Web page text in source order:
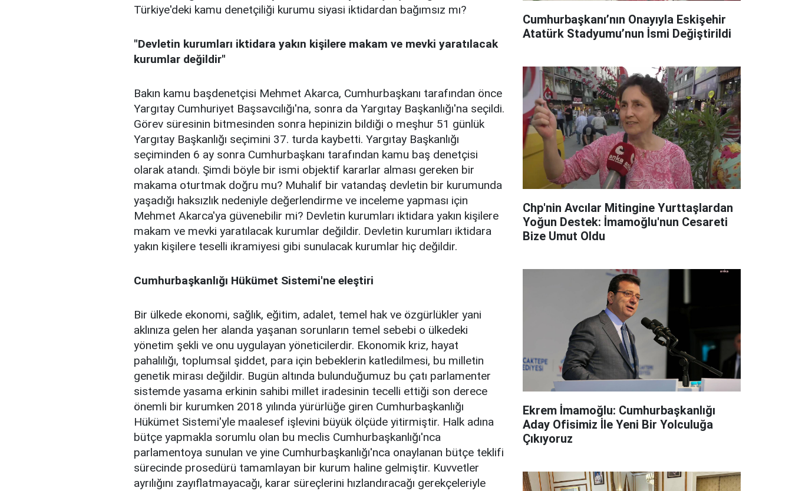
Türkiye'deki kamu denetçiliği kurumu siyasi iktidardan bağımsız mı?
"Devletin kurumları iktidara yakın kişilere makam ve mevki yaratılacak
kurumlar değildir"
Bakın kamu başdenetçisi Mehmet Akarca, Cumhurbaşkanı tarafından önce
Yargıtay Cumhuriyet Başsavcılığı'na, sonra da Yargıtay Başkanlığı'na seçildi.
Görev süresinin bitmesinden sonra hepinizin bildiği o meşhur 51 günlük
Yargıtay Başkanlığı seçimini 37. turda kaybetti. Yargıtay Başkanlığı
seçiminden 6 ay sonra Cumhurbaşkanı tarafından kamu baş denetçisi
olarak atandı. Şimdi böyle bir ismi objektif kararlar alması gereken bir
makama oturtmak doğru mu? Muhalif bir vatandaş devletin bir kurumunda
yaşadığı haksızlık nedeniyle değerlendirme ve inceleme yapması için
Mehmet Akarca'ya güvenebilir mi? Devletin kurumları iktidara yakın kişilere
makam ve mevki yaratılacak kurumlar değildir. Devletin kurumları iktidara
yakın kişilere teselli ikramiyesi gibi sunulacak kurumlar hiç değildir.
Cumhurbaşkanlığı Hükümet Sistemi'ne eleştiri
Bir ülkede ekonomi, sağlık, eğitim, adalet, temel hak ve özgürlükler yani
aklınıza gelen her alanda yaşanan sorunların temel sebebi o ülkedeki
yönetim şekli ve onu uygulayan yöneticilerdir. Ekonomik kriz, hayat
pahalılığı, toplumsal şiddet, para için bebeklerin katledilmesi, bu milletin
genetik mirası değildir. Bugün altında bulunduğumuz bu çatı parlamenter
sistemde yasama erkinin sahibi millet iradesinin tecelli ettiği son derece
önemli bir kurumken 2018 yılında yürürlüğe giren Cumhurbaşkanlığı
Hükümet Sistemi'yle maalesef işlevini büyük ölçüde yitirmiştir. Halk adına
bütçe yapmakla sorumlu olan bu meclis Cumhurbaşkanlığı'nca
parlamentoya sunulan ve yine Cumhurbaşkanlığı'nca onaylanan bütçe teklifi
sürecinde prosedürü tamamlayan bir kurum haline gelmiştir. Kuvvetler
ayrılığını zayıflatmayacağı, karar süreçlerini hızlandıracağı gerekçeleriyle
Cumhurbaşkanı’nın Onayıyla Eskişehir
Atatürk Stadyumu’nun İsmi Değiştirildi
Chp'nin Avcılar Mitingine Yurttaşlardan
Yoğun Destek: İmamoğlu'nun Cesareti
Bize Umut Oldu
Ekrem İmamoğlu: Cumhurbaşkanlığı
Aday Ofisimiz İle Yeni Bir Yolculuğa
Çıkıyoruz